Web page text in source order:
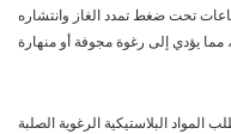
تحت ضغط تمدد الغاز وانتشاره
المواد البلاستيكية الرغوية الصلبة